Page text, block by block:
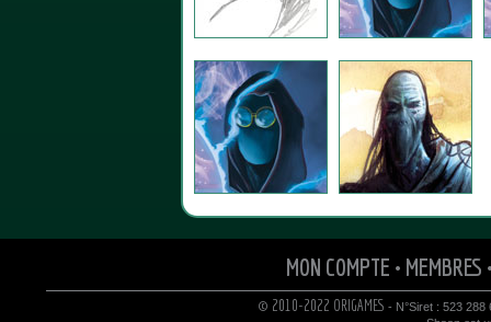
MON COMPTE • MEMBRES
© 2010-2022 ORIGAMES - N°Siret : 523 288